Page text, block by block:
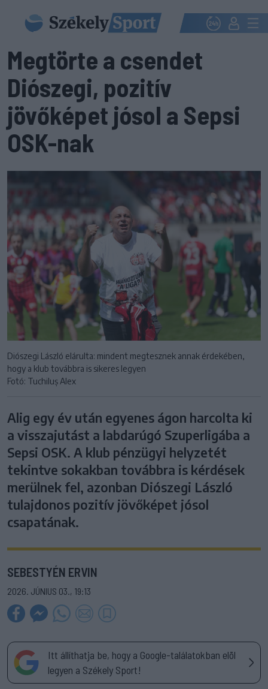
Megtörte a csendet
Diószegi, pozitív
jövőképet jósol a Sepsi
OSK-nak
Diószegi László elárulta: mindent megtesznek annak érdekében,
hogy a klub továbbra is sikeres legyen
Fotó: Tuchiluș Alex
Alig egy év után egyenes ágon harcolta ki
a visszajutást a labdarúgó Szuperligába a
Sepsi OSK. A klub pénzügyi helyzetét
tekintve sokakban továbbra is kérdések
merülnek fel, azonban Diószegi László
tulajdonos pozitív jövőképet jósol
csapatának.
SEBESTYÉN ERVIN
2026. JÚNIUS 03., 19:13
Itt állíthatja be, hogy a Google-találatokban elöl
legyen a Székely Sport!